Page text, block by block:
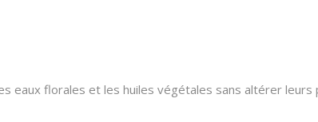
eaux florales et les huiles végétales sans altérer